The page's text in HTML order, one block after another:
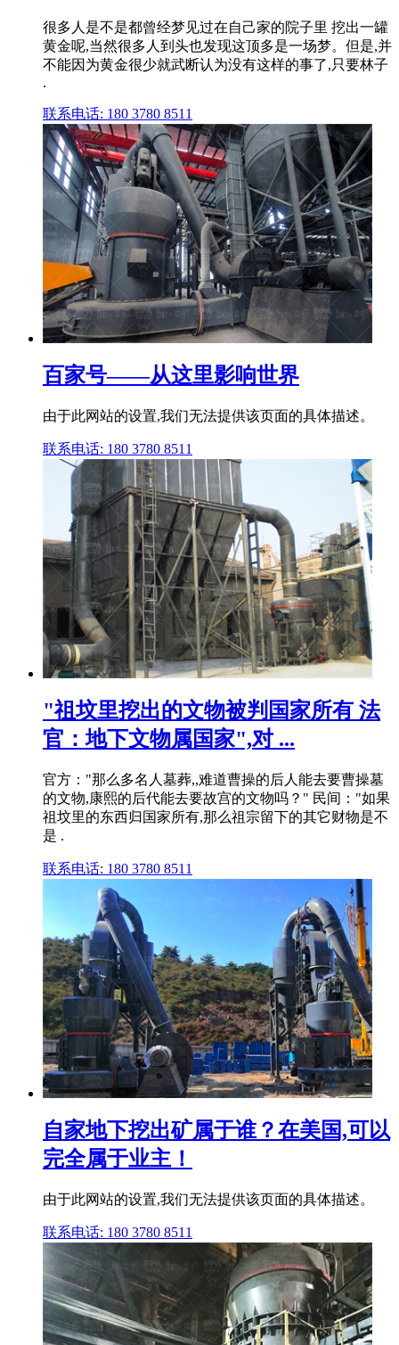
很多人是不是都曾经梦见过在自己家的院子里 挖出一罐
黄金呢,当然很多人到头也发现这顶多是一场梦。但是,并
不能因为黄金很少就武断认为没有这样的事了,只要林子
.
联系电话: 180 3780 8511
百家号——从这里影响世界
由于此网站的设置,我们无法提供该页面的具体描述。
联系电话: 180 3780 8511
"祖坟里挖出的文物被判国家所有 法
官：地下文物属国家",对 ...
官方："那么多名人墓葬,,难道曹操的后人能去要曹操墓
的文物,康熙的后代能去要故宫的文物吗？" 民间："如果
祖坟里的东西归国家所有,那么祖宗留下的其它财物是不
是 .
联系电话: 180 3780 8511
自家地下挖出矿属于谁？在美国,可以
完全属于业主！
由于此网站的设置,我们无法提供该页面的具体描述。
联系电话: 180 3780 8511